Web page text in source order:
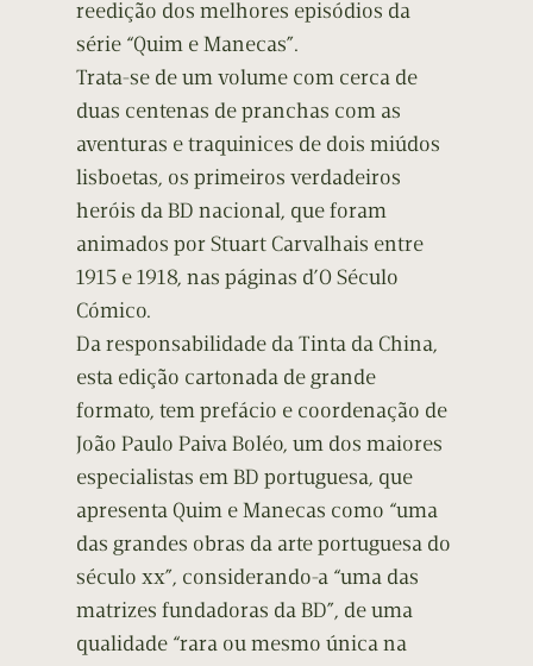
reedição dos melhores episódios da
série “Quim e Manecas”.
Trata-se de um volume com cerca de
duas centenas de pranchas com as
aventuras e traquinices de dois miúdos
lisboetas, os primeiros verdadeiros
heróis da BD nacional, que foram
animados por Stuart Carvalhais entre
1915 e 1918, nas páginas d’O Século
Cómico.
Da responsabilidade da Tinta da China,
esta edição cartonada de grande
formato, tem prefácio e coordenação de
João Paulo Paiva Boléo, um dos maiores
especialistas em BD portuguesa, que
apresenta Quim e Manecas como “uma
das grandes obras da arte portuguesa do
século xx”, considerando-a “uma das
matrizes fundadoras da BD”, de uma
qualidade “rara ou mesmo única na